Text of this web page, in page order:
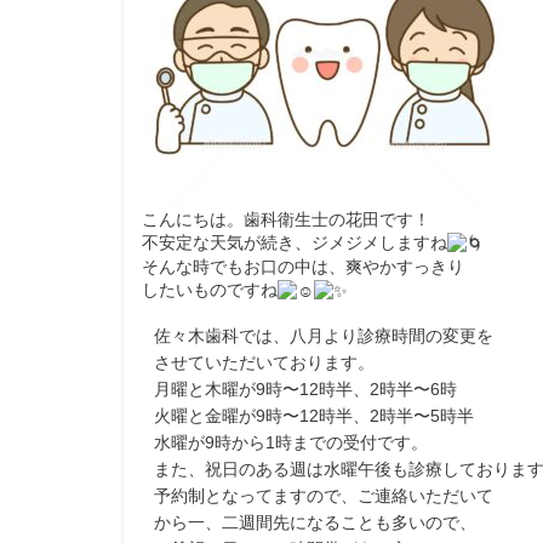
こんにちは。歯科衛生士の花田です！
不安定な天気が続き、ジメジメしますね
そんな時でもお口の中は、爽やかすっきり
したいものですね
佐々木歯科では、八月より診療時間の変更を
させていただいております。
月曜と木曜が9時〜12時半、2時半〜6時
火曜と金曜が9時〜12時半、2時半〜5時半
水曜が9時から1時までの受付です。
また、祝日のある週は水曜午後も診療しておりま
予約制となってますので、ご連絡いただいて
から一、二週間先になることも多いので、